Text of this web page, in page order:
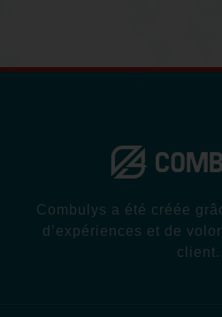
Combulys a été créée
d’expériences et de
client.